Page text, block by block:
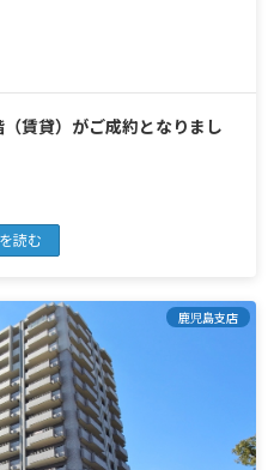
賃貸）がご成約となりまし
読む
鹿児島支店